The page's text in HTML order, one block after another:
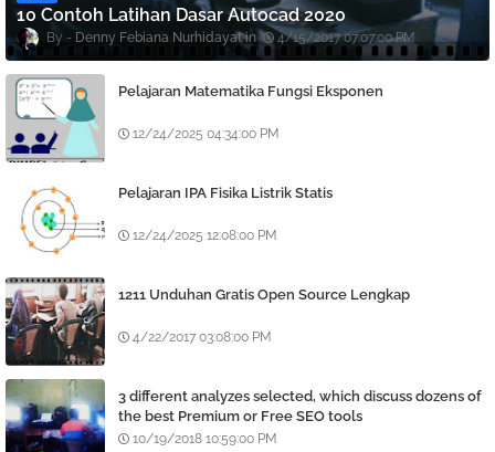
10 Contoh Latihan Dasar Autocad 2020
Denny Febiana Nurhidayat 4/15/2017 07:07:00 PM
Pelajaran Matematika Fungsi Eksponen
12/24/2025 04:34:00 PM
Pelajaran IPA Fisika Listrik Statis
12/24/2025 12:08:00 PM
1211 Unduhan Gratis Open Source Lengkap
4/22/2017 03:08:00 PM
3 different analyzes selected, which discuss dozens of
the best Premium or Free SEO tools
10/19/2018 10:59:00 PM